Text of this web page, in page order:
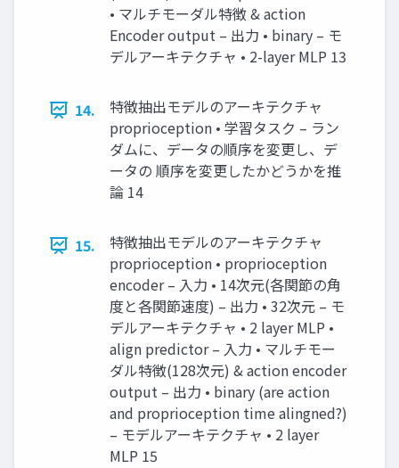
• マルチモーダル特徴 & action
Encoder output – 出力 • binary – モ
デルアーキテクチャ • 2-layer MLP 13
14.
特徴抽出モデルのアーキテクチャ
proprioception • 学習タスク – ラン
ダムに、データの順序を変更し、デ
ータの 順序を変更したかどうかを推
論 14
15.
特徴抽出モデルのアーキテクチャ
proprioception • proprioception
encoder – 入力 • 14次元(各関節の角
度と各関節速度) – 出力 • 32次元 – モ
デルアーキテクチャ • 2 layer MLP •
align predictor – 入力 • マルチモー
ダル特徴(128次元) & action encoder
output – 出力 • binary (are action
and proprioception time alingned?)
– モデルアーキテクチャ • 2 layer
MLP 15